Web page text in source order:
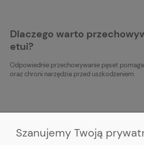
Dlaczego warto
etui?
Odpowiednie przechowywanie pęset
oraz chroni narzędzia przed uszkodzeniem.
Szanujemy Twoją